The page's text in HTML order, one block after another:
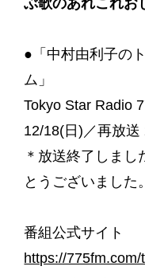
ぶ歌のあれこれお
●「中村由利子の
ム」
Tokyo Star Radio
12/18(日)／再放
＊放送終了しま
とうございました。
番組公式サイト
https://